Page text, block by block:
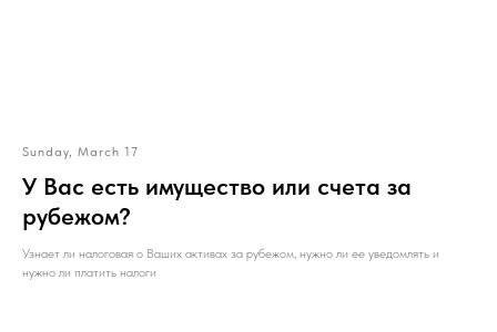
Sunday, March 17
У Вас есть имущество или счета за
рубежом?
Узнает ли налоговая о Ваших активах за рубежом, нужно ли ее уведомлять и
нужно ли платить налоги